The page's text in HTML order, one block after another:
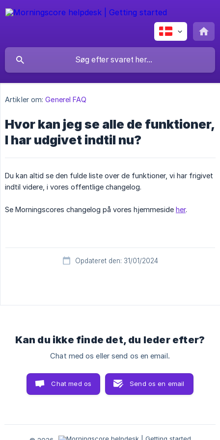
Artikler om: Generel FAQ
Hvor kan jeg se alle de funktioner,
I har udgivet indtil nu?
Du kan altid se den fulde liste over de funktioner, vi har frigivet
indtil videre, i vores offentlige changelog.
Se Morningscores changelog på vores hjemmeside her.
Opdateret den: 31/01/2024
Kan du ikke finde det, du leder efter?
Chat med os eller send os en email.
Chat med os Send os en email